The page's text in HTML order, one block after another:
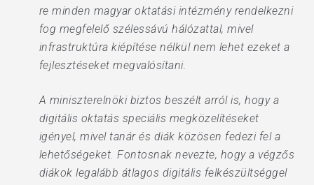
re minden magyar oktatási intézmény rendelkezni
fog megfelelő szélessávú hálózattal, mivel
infrastruktúra kiépítése nélkül nem lehet ezeket a
fejlesztéseket megvalósítani.
A miniszterelnöki biztos beszélt arról is, hogy a
digitális oktatás speciális megközelítéseket
igényel, mivel tanár és diák közösen fedezi fel a
lehetőségeket. Fontosnak nevezte, hogy a végzős
diákok legalább átlagos digitális felkészültséggel